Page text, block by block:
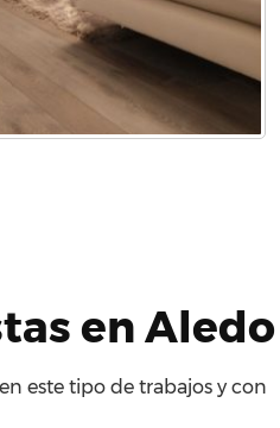
en Aledo
este tipo de trabajos y con